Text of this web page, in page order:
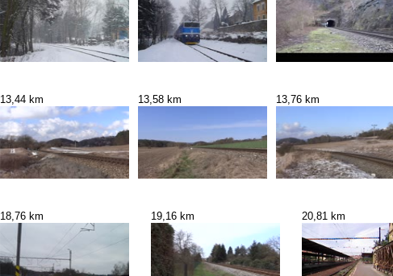
13,44 km 13,58 km 13,76 km
18,76 km 19,16 km 20,81 km